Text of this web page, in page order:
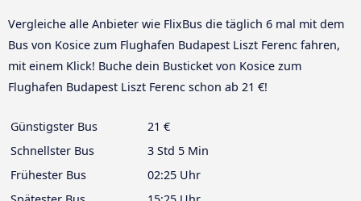
Vergleiche alle Anbieter wie FlixBus die täglich 6 mal mit dem
Bus von Kosice zum Flughafen Budapest Liszt Ferenc fahren,
mit einem Klick! Buche dein Busticket von Kosice zum
Flughafen Budapest Liszt Ferenc schon ab 21 €!
Günstigster Bus
21 €
Schnellster Bus
3 Std 5 Min
Frühester Bus
02:25 Uhr